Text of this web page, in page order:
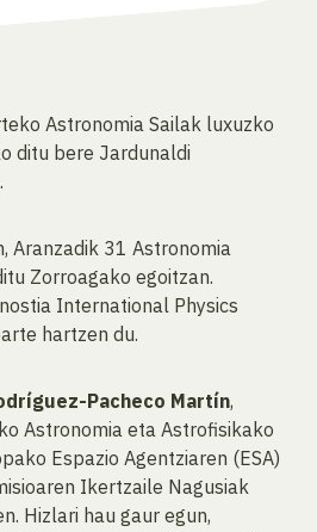
Astronomia Sailak luxuzko
ditu bere Jardunaldi
Aranzadik 31 Astronomia
Zorroagako egoitzan.
International Physics
hartzen du.
Pacheco Martín,
Astronomia eta Astrofisikako
Espazio Agentziaren (ESA)
Ikertzaile Nagusiak
Hizlari hau gaur egun,